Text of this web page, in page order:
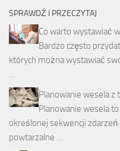
SPRAWDŹ I PRZECZYTAJ
Co warto wystawiać
Bardzo często
których można wystawiać
…
Planowanie wesela z
Planowanie wesela
określonej sekwencji zdarzeń
powtarzalne …